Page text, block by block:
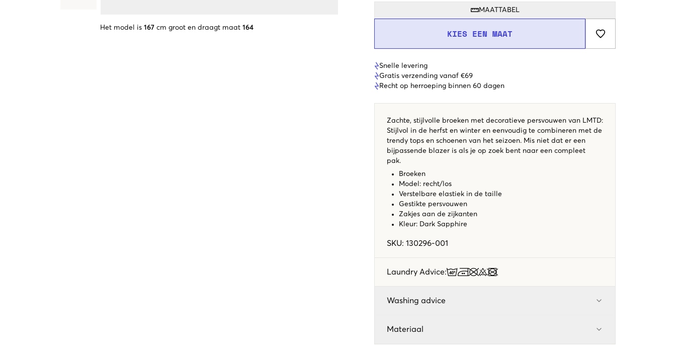
Het model is 167 cm groot en draagt maat 164
MAATTABEL
KIES EEN MAAT
Snelle levering
Gratis verzending vanaf €69
Recht op herroeping binnen 60 dagen
Zachte, stijlvolle broeken met decoratieve persvouwen van LMTD:
Stijlvol in de herfst en winter en eenvoudig te combineren met de
trendy tops en schoenen van het seizoen. Mis niet dat er een
bijpassende blazer is als je op zoek bent naar een compleet
pak.
Broeken
Model: recht/los
Verstelbare elastiek in de taille
Gestikte persvouwen
Zakjes aan de zijkanten
Kleur: Dark Sapphire
SKU: 130296-001
Laundry Advice:
Washing advice
Materiaal